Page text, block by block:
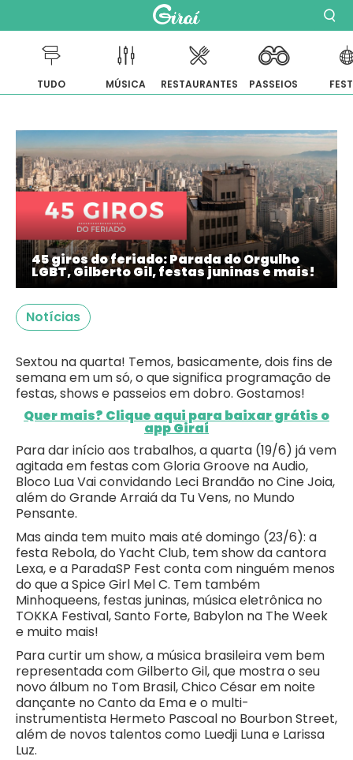
para
o
conteúdo
TUDO MÚSICA RESTAURANTES PASSEIOS
45 giros do feriado: Parada do Orgulho
LGBT, Gilberto Gil, festas juninas e mais!
Notícias
Sextou na quarta! Temos, basicamente, dois fins de
semana em um só, o que significa programação de
festas, shows e passeios em dobro. Gostamos!
Quer mais? Clique aqui para baixar grátis o
app Giraí
Para dar início aos trabalhos, a quarta (19/6) já vem
agitada em festas com Gloria Groove na Audio,
Bloco Lua Vai convidando Leci Brandão no Cine Joia,
além do Grande Arraiá da Tu Vens, no Mundo
Pensante.
Mas ainda tem muito mais até domingo (23/6): a
festa Rebola, do Yacht Club, tem show da cantora
Lexa, e a ParadaSP Fest conta com ninguém menos
do que a Spice Girl Mel C. Tem também
Minhoqueens, festas juninas, música eletrônica no
TOKKA Festival, Santo Forte, Babylon na The Week
e muito mais!
Para curtir um show, a música brasileira vem bem
representada com Gilberto Gil, que mostra o seu
novo álbum no Tom Brasil, Chico César em noite
dançante no Canto da Ema e o multi-
instrumentista Hermeto Pascoal no Bourbon Street,
além de novos talentos como Luedji Luna e Larissa
Luz.